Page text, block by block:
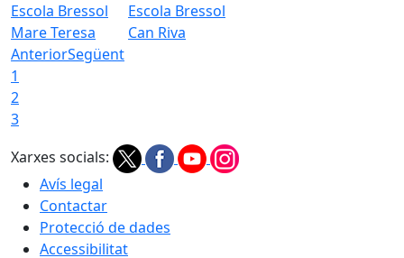
Escola Bressol
Mare Teresa
Escola Bressol
Can Riva
AnteriorSegüent
1
2
3
Xarxes socials:
Avís legal
Contactar
Protecció de dades
Accessibilitat